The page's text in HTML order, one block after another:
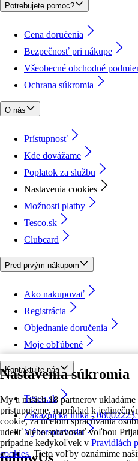
Nastavenia súkromia
My a našich 18 partnerov
pristupujeme, napríklad k
cookie, za účelom spracúvania
udeliť alebo spravovať voľbou
prípadne kedykoľvek v Pravidlách
cookies. Tieto voľby oznámime
Potrebujete pomoc?
Cena doručenia
Bezpečnosť pri nákupe
Všeobecné obchodné
Ochrana súkromia
O nás
Prístupnosť
Kde dovážame
Poplatok za službu
Nastavenia cookies
Možnosti platby
Tesco.sk
Clubcard
Pred prvým nákupom
Ako nakupovať
Registrácia
Objednanie doručenia
Moje obľúbené
Kontaktujte nás
Tesco.sk
Zákaznícka linka -
Výber obchodu
followUs